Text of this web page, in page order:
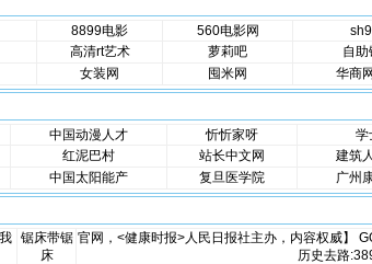
8899电影 560电影网
高清rt艺术 萝莉吧 自助
女装网 囤米网 华商
中国动漫人才 忻忻家呀 学
红泥巴村 站长中文网 建筑
中国太阳能产 复旦医学院 广州
锯床带锯
床
官网，<健康时报>人民日报社主办，内容权威】
历史去路